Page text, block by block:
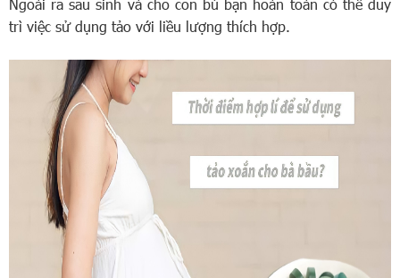
Ngoài ra sau sinh và cho con bú bạn hoàn toàn có thể duy
trì việc sử dụng tảo với liều lượng thích hợp.